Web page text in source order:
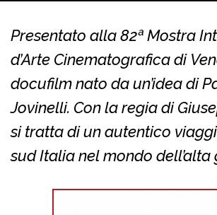
Presentato alla 82ª Mostra
d’Arte Cinematografica di
docufilm nato da un’idea di
Jovinelli. Con la regia di
si tratta di un autentico
sud Italia nel mondo dell’alta